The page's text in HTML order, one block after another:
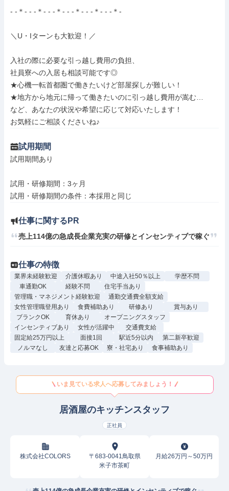
- -＊- - -＊- - -＊- - -＊- - -＊- - -＊-
＼U・Iターンも大歓迎！／
入社の際に必要な引っ越し費用の負担、
社員寮への入居も相談可能です◎
★心機一転首都圏で働きたいけど部屋探しが難しい！
★地方から地元に帰って働きたいのに引っ越し費用が嵩む…
など、あなたの状況や希望に応じて対応いたします！
お気軽にご相談くださいね♪
試用期間
試用期間あり
試用・研修期間：3ヶ月
仕事に関するPR
売上114億の急成長企業充実の研修とインセンティブで稼ぐ
仕事の特徴
業界未経験歓迎 介護休暇あり 中途入社50％以上
学歴不問
車通勤OK
経験不問
住宅手当あり
管理職・マネジメント経験歓迎
通勤交通費全額支給
女性管理職登用あり
食費補助あり 研修あり
賞与あり
ブランクOK
育休あり
オープニングスタッフ
インセンティブあり
女性が活躍中
交通費支給
固定給25万円以上
面接1回 駅近5分以内
第二新卒歓迎
ノルマなし
友達と応募OK 寮・社宅あり 食事補助あり
いま見ている求人へ応募してみましょう！
居酒屋のキッチンスタッフ
正社員
株式会社COLORS
〒683-0041鳥取県
米子市茶町
月給26万円～50万円